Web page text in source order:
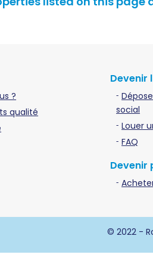
?
qualité
Devenir
social
Louer
FAQ
Devenir
© 2022 -